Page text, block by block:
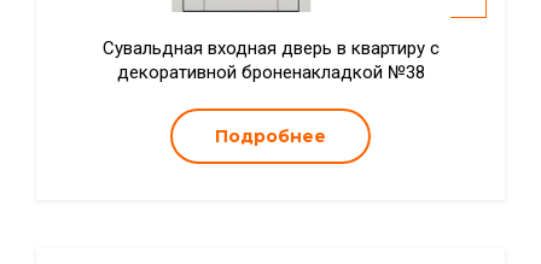
Сувальдная входная дверь в квартиру с
декоративной броненакладкой №38
Подробнее